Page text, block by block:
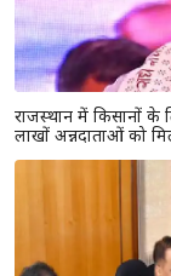
राजस्थान में किसानों के
लाखों अन्नदाताओं को